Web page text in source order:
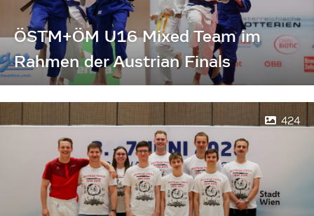
ÖSTM+ÖM U16 Mixed Team im
Rahmen der Austrian Finals
424